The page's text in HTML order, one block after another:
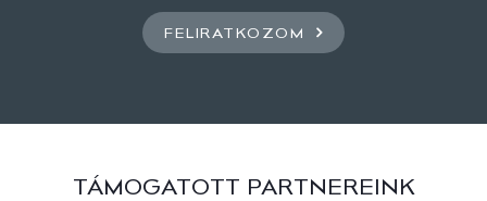
FELIRATKOZOM
TÁMOGATOTT PARTNEREINK